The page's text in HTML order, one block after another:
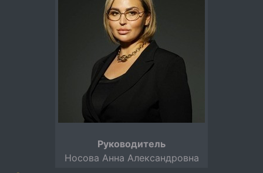
Руководитель
Носова Анна Александровна